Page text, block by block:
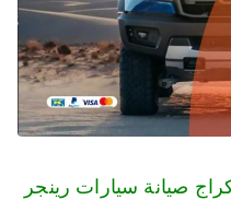
تصليح رينجر 98080146‬ كراج صيانة سيارات رينجر